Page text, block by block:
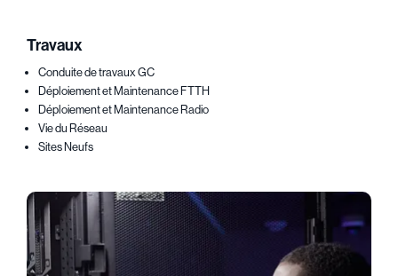
Travaux
Conduite de travaux GC
Déploiement et Maintenance FTTH
Déploiement et Maintenance Radio
Vie du Réseau
Sites Neufs